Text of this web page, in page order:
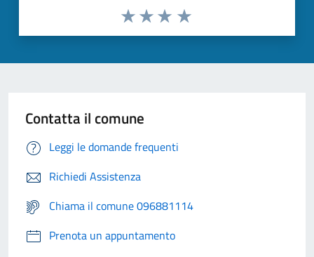
Contatta il comune
Leggi le domande frequenti
Richiedi Assistenza
Chiama il comune 096881114
Prenota un appuntamento